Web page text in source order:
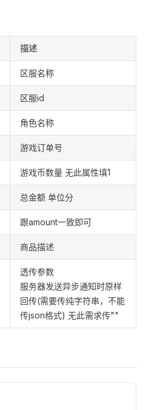
描述
区服名称
区服id
角色名称
游戏订单号
游戏币数量 无此属性填1
总金额 单位分
跟amount一致即可
商品描述
透传参数
服务器发送异步通知时原样
回传(需要传纯字符串，不能
传json格式) 无此需求传""